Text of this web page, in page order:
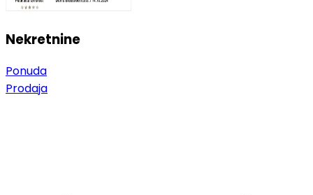
Nekretnine
Ponuda
Prodaja